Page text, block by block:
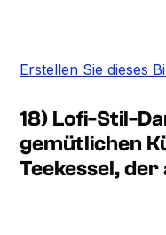
Erstellen Sie dieses
18) Lofi-Stil-
gemütlichen
Teekessel,